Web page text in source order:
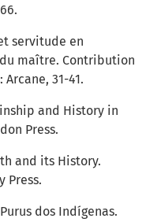
servitude en
maître. Contribution
31-41.
and History in
Press.
and its History.
Press.
dos Indígenas.